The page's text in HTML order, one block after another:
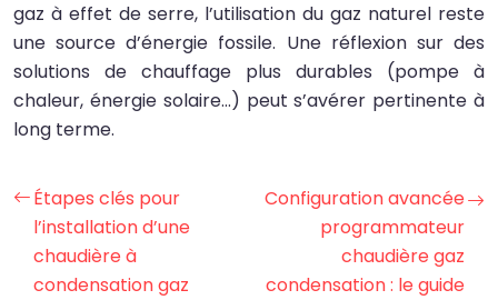
gaz à effet de serre, l’utilisation du gaz naturel reste
une source d’énergie fossile. Une réflexion sur des
solutions de chauffage plus durables (pompe à
chaleur, énergie solaire…) peut s’avérer pertinente à
long terme.
Étapes clés pour
l’installation d’une
chaudière à
condensation gaz
Configuration avancée
programmateur
chaudière gaz
condensation : le guide